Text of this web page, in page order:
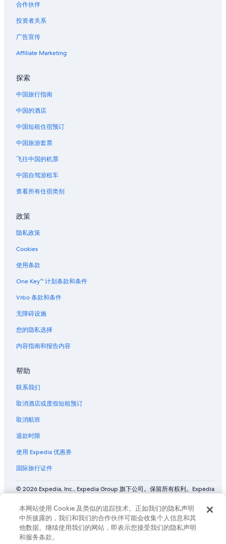
合作伙伴
投资者关系
广告宣传
Affiliate Marketing
探索
中国旅行指南
中国的酒店
中国短租住宿预订
中国旅游套票
飞往中国的机票
中国自驾游租车
查看所有住宿类别
政策
隐私政策
Cookies
使用条款
One Key™ 计划条款和条件
Vrbo 条款和条件
无障碍设施
您的隐私选择
内容指南和报告内容
帮助
联系我们
取消酒店或度假短租预订
取消航班
退款时限
使用 Expedia 优惠券
国际旅行证件
© 2026 Expedia, Inc., Expedia Group 旗下公司。保留所有权利。Expedia
标。 CST# 2029030-50.
本网站使用 Cookie 及类似的追踪技术。正如我们的隐私声明
中所披露的，我们和我们的合作伙伴可能会收集个人信息和其
他数据。继续使用我们的网站，即表示您接受我们的隐私声明
和服务条款。